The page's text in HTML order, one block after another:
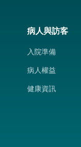
病人與訪客
入院準備
病人權益
健康資訊